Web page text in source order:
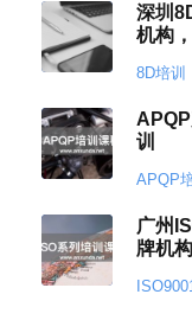
深圳
机构
8D培训
训
APQP
广州
牌机